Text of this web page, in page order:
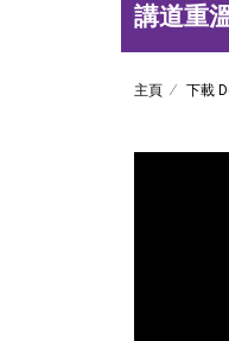
講道重
主頁 下載